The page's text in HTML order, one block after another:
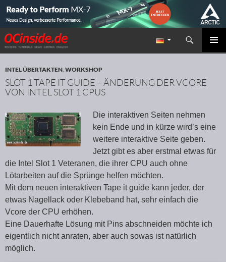
Redaktion ocinside.de PC Hardware Portal
Suchen
ZUM INHALT SPRINGEN
INTEL ÜBERTAKTEN,WORKSHOP
SLOT 1 TAPE IT GUIDE – ÄNDERUNG DER VCORE
VON INTEL SLOT 1 CPUS
Die interaktiven Seiten nehmen
kein Ende und in kürze wird’s eine
weitere interaktive Seite geben.
Jetzt gibt es aber erstmal etwas für
die Intel Slot 1 Veteranen, die ihrer CPU auch ohne
Lötarbeiten auf die Sprünge helfen möchten.
Mit dem neuen interaktiven Tape it guide kann jeder, der
etwas Nagellack oder Klebeband hat, sehr einfach die
Vcore der CPU erhöhen.
Eine Dauerhafte Lösung mit Pins abschneiden möchte ich
eigentlich nicht anraten, aber auch sowas ist natürlich
möglich.